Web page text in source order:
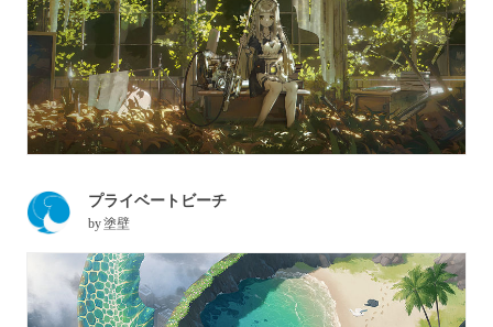
プライベートビーチ
by塗壁